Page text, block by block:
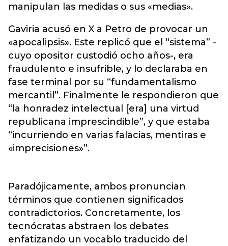
manipulan las medidas o sus «medias».
Gaviria acusó en X a Petro de provocar un
«apocalipsis». Este replicó que el “sistema” -
cuyo opositor custodió ocho años-, era
fraudulento e insufrible, y lo declaraba en
fase terminal por su “fundamentalismo
mercantil”. Finalmente le respondieron que
“la honradez intelectual [era] una virtud
republicana imprescindible”, y que estaba
“incurriendo en varias falacias, mentiras e
«imprecisiones»”.
Paradójicamente, ambos pronuncian
términos que contienen significados
contradictorios. Concretamente, los
tecnócratas abstraen los debates
enfatizando un vocablo traducido del